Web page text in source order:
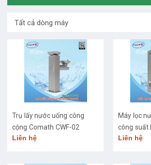
Tất cả dòng máy
Trụ lấy nước uống công
cộng Comath CWF-02
Liên hệ
Máy lọc
công suất
CM2681-50
Liên hệ